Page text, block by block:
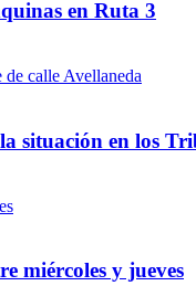
en Ruta 3
situación en los
miércoles y jueves